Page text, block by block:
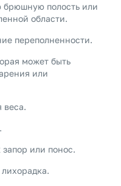
брюшную полость или
области.
переполненности.
может быть
или
веса.
запор или понос.
лихорадка.